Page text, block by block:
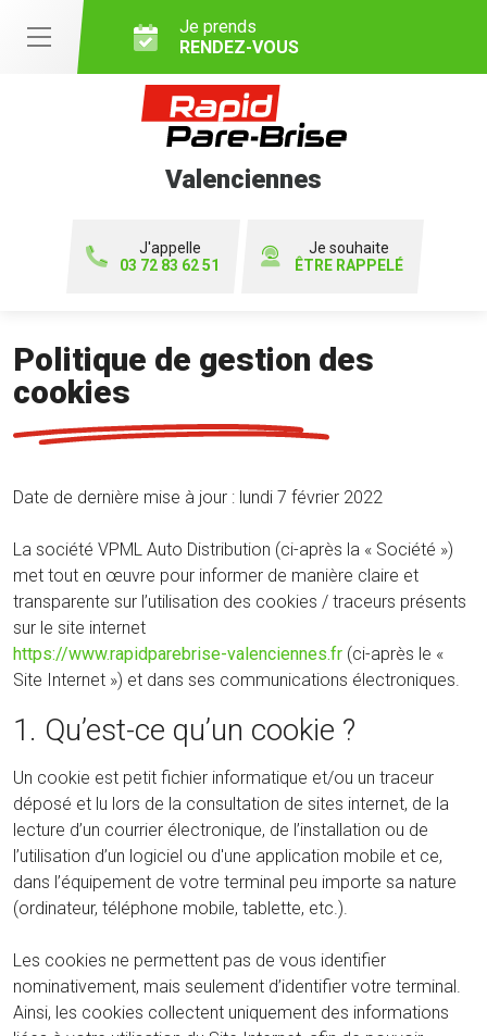
Je prends
RENDEZ-VOUS
Valenciennes
J'appelle
03 72 83 62 51
Je souhaite
ÊTRE RAPPELÉ
Politique de gestion des
cookies
Date de dernière mise à jour : lundi 7 février 2022
La société VPML Auto Distribution (ci-après la « Société »)
met tout en œuvre pour informer de manière claire et
transparente sur l’utilisation des cookies / traceurs présents
sur le site internet
https://www.rapidparebrise-valenciennes.fr (ci-après le «
Site Internet ») et dans ses communications électroniques.
1. Qu’est-ce qu’un cookie ?
Un cookie est petit fichier informatique et/ou un traceur
déposé et lu lors de la consultation de sites internet, de la
lecture d’un courrier électronique, de l’installation ou de
l’utilisation d’un logiciel ou d'une application mobile et ce,
dans l’équipement de votre terminal peu importe sa nature
(ordinateur, téléphone mobile, tablette, etc.).
Les cookies ne permettent pas de vous identifier
nominativement, mais seulement d’identifier votre terminal.
Ainsi, les cookies collectent uniquement des informations